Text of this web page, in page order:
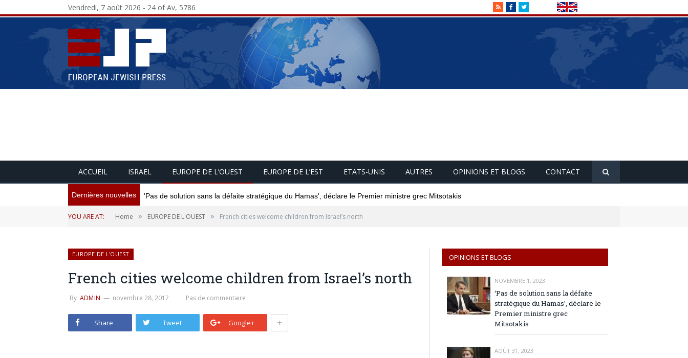
RSSFacebookTwitter
Vendredi, 7 août 2026 - 24 of Av, 5786
ACCUEIL ISRAEL EUROPE DE L’OUEST EUROPE DE L’EST ETATS-UNIS AUTRES OPINIONS ET BLOGS CONTACT
Dernières nouvelles 'Pas de solution sans la défaite stratégique du Hamas', déclare le Premier ministre grec Mitsotakis
YOU ARE AT: Home » EUROPE DE L'OUEST » French cities welcome children from Israel’s north
EUROPE DE L'OUEST
French cities welcome children from Israel’s north
By ADMIN novembre 28, 2017 Pas de commentaire
Share Tweet Google+ +
OPINIONS ET BLOGS
NOVEMBRE 1, 2023
‘Pas de solution sans la défaite
stratégique du Hamas’, déclare le
Premier ministre grec
Mitsotakis
AOÛT 31, 2023